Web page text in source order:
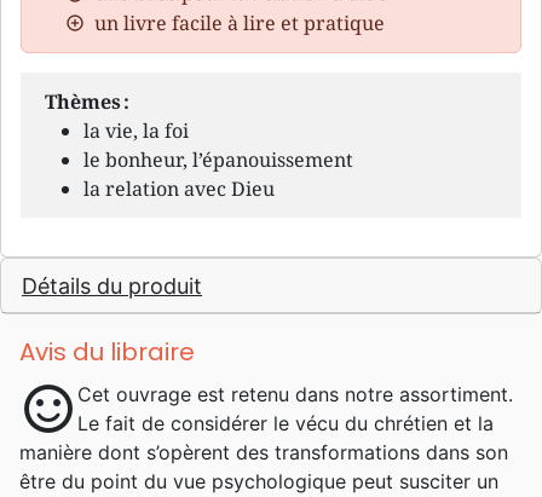
un livre facile à lire et pratique
Thèmes :
la vie, la foi
le bonheur, l’épanouissement
la relation avec Dieu
Détails du produit
Avis du libraire
sentiment_satisfied Cet ouvrage est retenu dans notre assortiment.
Le fait de considérer le vécu du chrétien et la
manière dont s’opèrent des transformations dans son
être du point du vue psychologique peut susciter un